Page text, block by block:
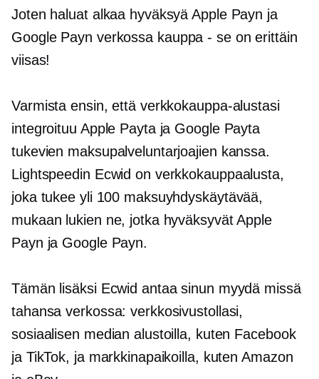
Joten haluat alkaa hyväksyä Apple Payn ja
Google Payn verkossa kauppa - se on erittäin
viisas!
Varmista ensin, että verkkokauppa-alustasi
integroituu Apple Payta ja Google Payta
tukevien maksupalveluntarjoajien kanssa.
Lightspeedin Ecwid on verkkokauppaalusta,
joka tukee yli 100 maksuyhdyskäytävää,
mukaan lukien ne, jotka hyväksyvät Apple
Payn ja Google Payn.
Tämän lisäksi Ecwid antaa sinun myydä missä
tahansa verkossa: verkkosivustollasi,
sosiaalisen median alustoilla, kuten Facebook
ja TikTok, ja markkinapaikoilla, kuten Amazon